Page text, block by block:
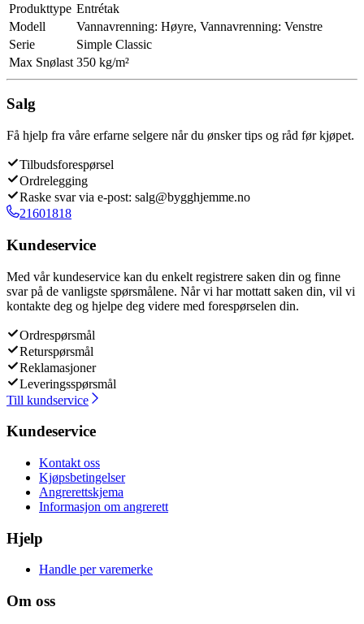
Produkttype Entrétak
Modell
Vannavrenning: Høyre, Vannavrenning: Venstre
Serie
Simple Classic
Max Snølast 350 kg/m²
Salg
Få hjelp fra våre erfarne selgere når du ønsker tips og råd før kjøpet.
Tilbudsforespørsel
Ordrelegging
Raske svar via e-post: salg@bygghjemme.no
21601818
Kundeservice
Med vår kundeservice kan du enkelt registrere saken din og finne
svar på de vanligste spørsmålene. Når vi har mottatt saken din, vil vi
kontakte deg og hjelpe deg videre med forespørselen din.
Ordrespørsmål
Returspørsmål
Reklamasjoner
Leveringsspørsmål
Till kundservice
Kundeservice
Kontakt oss
Kjøpsbetingelser
Angrerettskjema
Informasjon om angrerett
Hjelp
Handle per varemerke
Om oss